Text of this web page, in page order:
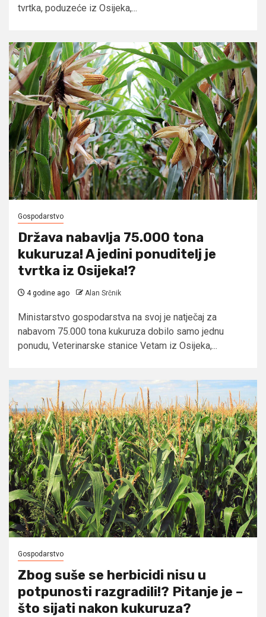
tvrtka, poduzeće iz Osijeka,...
Gospodarstvo
Država nabavlja 75.000 tona
kukuruza! A jedini ponuditelj je
tvrtka iz Osijeka!?
4 godine ago Alan Srčnik
Ministarstvo gospodarstva na svoj je natječaj za
nabavom 75.000 tona kukuruza dobilo samo jednu
ponudu, Veterinarske stanice Vetam iz Osijeka,...
Gospodarstvo
Zbog suše se herbicidi nisu u
potpunosti razgradili!? Pitanje je –
što sijati nakon kukuruza?